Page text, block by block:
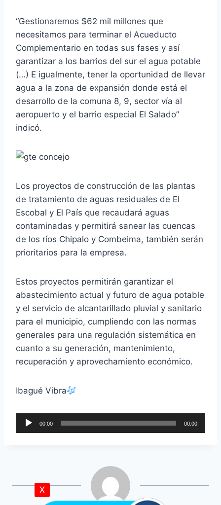
“Gestionaremos $62 mil millones que
necesitamos para terminar el Acueducto
Complementario en todas sus fases y así
garantizar a los barrios del sur el agua potable
(…) E igualmente, tener la oportunidad de llevar
agua a la zona de expansión donde está el
desarrollo de la comuna 8, 9, sector vía al
aeropuerto y el barrio especial El Salado”
indicó.
Los proyectos de construcción de las plantas
de tratamiento de aguas residuales de El
Escobal y El País que recaudará aguas
contaminadas y permitirá sanear las cuencas
de los ríos Chipalo y Combeima, también serán
prioritarios para la empresa.
Estos proyectos permitirán garantizar el
abastecimiento actual y futuro de agua potable
y el servicio de alcantarillado pluvial y sanitario
para el municipio, cumpliendo con las normas
generales para una regulación sistemática en
cuanto a su generación, mantenimiento,
recuperación y aprovechamiento económico.
Ibagué Vibra
e
d
00:00 00:00
X